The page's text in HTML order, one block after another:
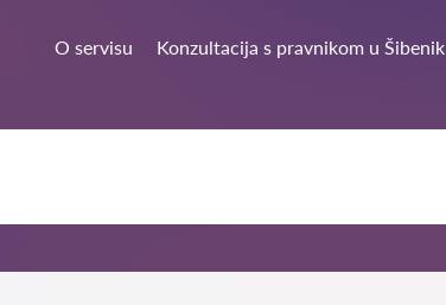
O servisu Konzultacija s pravnikom u Šibenik